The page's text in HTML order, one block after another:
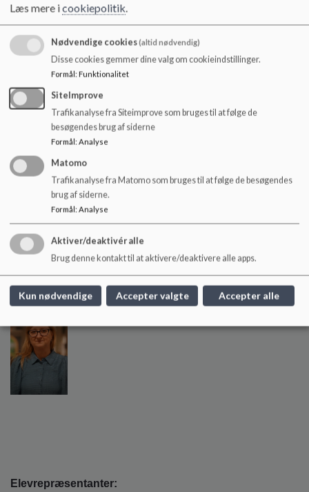
3. suppleant: Christina Tengsted Melgaard
4. suppleant:
Medarbejder repræsentanter:
Betina Vestergaard
Sanne Andersen
Medarbejder suppleant:
Stine Kruse Kaysen
Elevrepræsentanter:
Læs mere icookiepolitik.
Nødvendige cookies(altid nødvendig)
Disse cookies gemmer dine valg om cookieindstillinger.
Formål: Funktionalitet
SiteImprove
Trafikanalyse fra Siteimprove som bruges til at følge de
besøgendes brug af siderne
Formål: Analyse
Matomo
Trafikanalyse fra Matomo som bruges til at følge de besøgendes
brug af siderne.
Formål: Analyse
Aktiver/deaktivér alle
Brug denne kontakt til at aktivere/deaktivere alle apps.
Kun nødvendige Accepter valgte Accepter alle